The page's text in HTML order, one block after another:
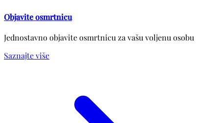
Objavite osmrtnicu
Jednostavno objavite osmrtnicu za vašu voljenu osobu
Saznajte više